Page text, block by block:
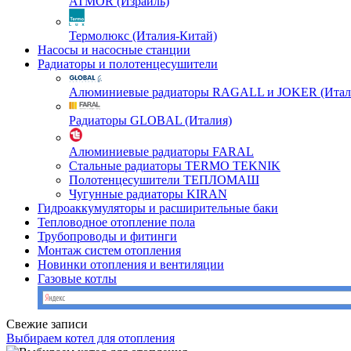
Термолюкс (Италия-Китай)
Насосы и насосные станции
Радиаторы и полотенцесушители
Алюминиевые радиаторы RAGALL и JOKER
Радиаторы GLOBAL (Италия)
Алюминиевые радиаторы FARAL
Стальные радиаторы TERMO TEKNIK
Полотенцесушители ТЕПЛОМАШ
Чугунные радиаторы KIRAN
Гидроаккумуляторы и расширительные баки
Тепловодное отопление пола
Трубопроводы и фитинги
Монтаж систем отопления
Новинки отопления и вентиляции
Газовые котлы
Свежие записи
Выбираем котел для отопления